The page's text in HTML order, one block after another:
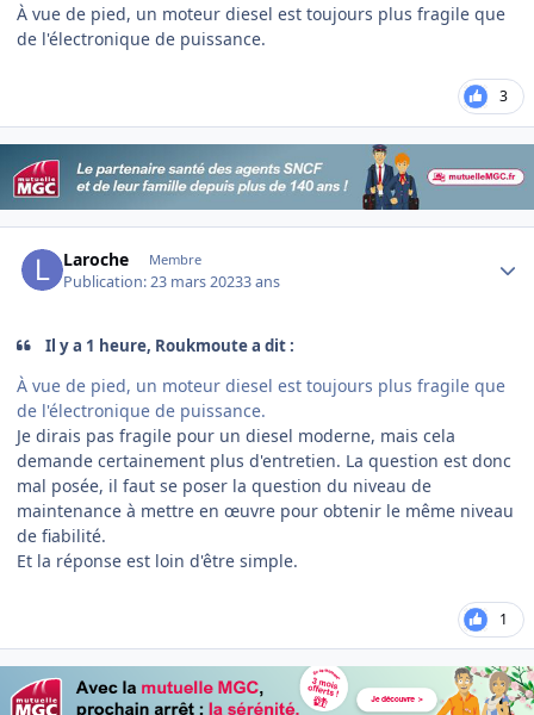
À vue de pied, un moteur diesel est toujours plus fragile que
de l'électronique de puissance.
3
Laroche Membre
Publication:23 mars 20233 ans
Il y a 1 heure, Roukmoute a dit :
À vue de pied, un moteur diesel est toujours plus fragile que
de l'électronique de puissance.
Je dirais pas fragile pour un diesel moderne, mais cela
demande certainement plus d'entretien. La question est donc
mal posée, il faut se poser la question du niveau de
maintenance à mettre en œuvre pour obtenir le même niveau
de fiabilité.
Et la réponse est loin d'être simple.
1